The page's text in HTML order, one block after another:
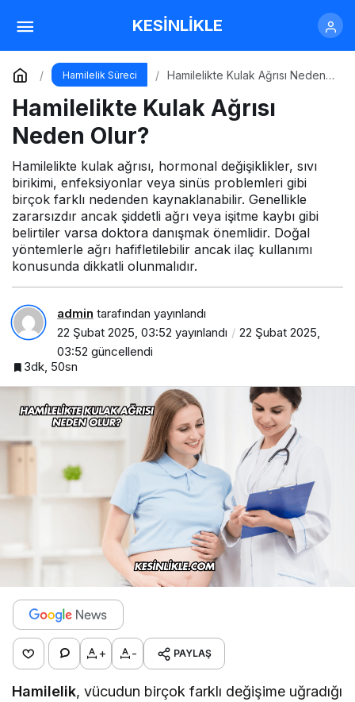
KESİNLİKLE
Hamilelik Süreci
Hamilelikte Kulak Ağrısı Neden
Hamilelikte Kulak Ağrısı
Neden Olur?
Hamilelikte kulak ağrısı, hormonal değişiklikler, sıvı
birikimi, enfeksiyonlar veya sinüs problemleri gibi
birçok farklı nedenden kaynaklanabilir. Genellikle
zararsızdır ancak şiddetli ağrı veya işitme kaybı gibi
belirtiler varsa doktora danışmak önemlidir. Doğal
yöntemlerle ağrı hafifletilebilir ancak ilaç kullanımı
konusunda dikkatli olunmalıdır.
admin tarafından yayınlandı
22 Şubat 2025, 03:52 yayınlandı
22 Şubat 2025,
03:52 güncellendi
3dk, 50sn
+ - PAYLAŞ
Hamilelik, vücudun birçok farklı değişime uğradığı
Hamilelikte Kulak Ağrısı Neden Olur?
Yorum Yap